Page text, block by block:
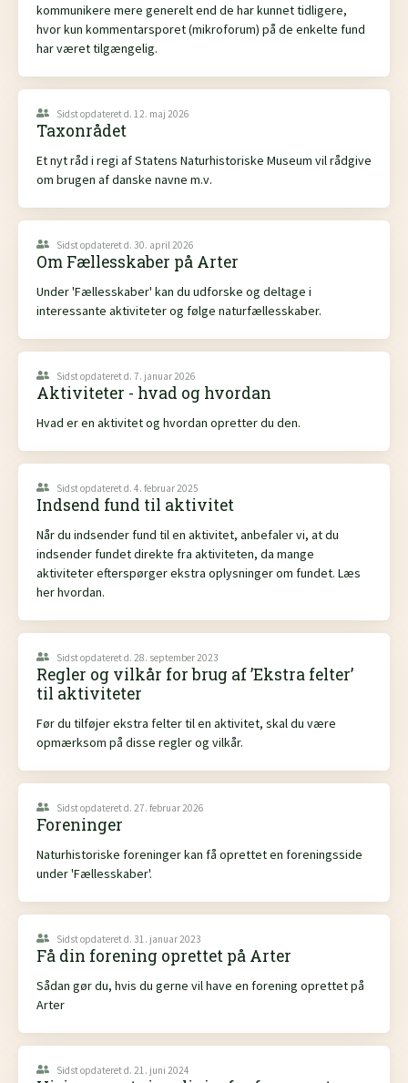
kommunikere mere generelt end de har kunnet tidligere,
hvor kun kommentarsporet (mikroforum) på de enkelte fund
har været tilgængelig.
Sidst opdateret d. 12. maj 2026
Taxonrådet
Et nyt råd i regi af Statens Naturhistoriske Museum vil rådgive
om brugen af danske navne m.v.
Sidst opdateret d. 30. april 2026
Om Fællesskaber på Arter
Under 'Fællesskaber' kan du udforske og deltage i
interessante aktiviteter og følge naturfællesskaber.
Sidst opdateret d. 7. januar 2026
Aktiviteter - hvad og hvordan
Hvad er en aktivitet og hvordan opretter du den.
Sidst opdateret d. 4. februar 2025
Indsend fund til aktivitet
Når du indsender fund til en aktivitet, anbefaler vi, at du
indsender fundet direkte fra aktiviteten, da mange
aktiviteter efterspørger ekstra oplysninger om fundet. Læs
her hvordan.
Sidst opdateret d. 28. september 2023
Regler og vilkår for brug af ’Ekstra felter’
til aktiviteter
Før du tilføjer ekstra felter til en aktivitet, skal du være
opmærksom på disse regler og vilkår.
Sidst opdateret d. 27. februar 2026
Foreninger
Naturhistoriske foreninger kan få oprettet en foreningsside
under 'Fællesskaber'.
Sidst opdateret d. 31. januar 2023
Få din forening oprettet på Arter
Sådan gør du, hvis du gerne vil have en forening oprettet på
Arter
Sidst opdateret d. 21. juni 2024